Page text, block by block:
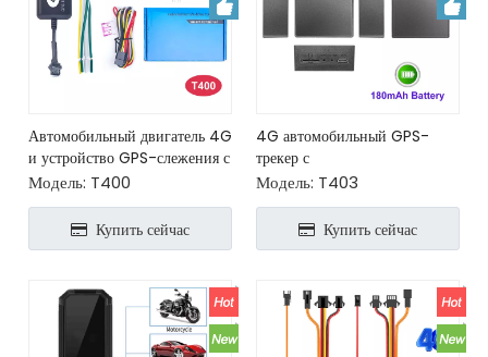
Автомобильный двигатель 4G
и устройство GPS-слежения с
отключением масла
Модель: T400
Купить сейчас
4G автомобильный GPS-
трекер с
антиинтерференционной
керамической антенной
Модель: T403
Купить сейчас